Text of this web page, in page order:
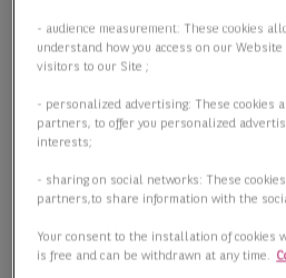
- audience measurement: These cookies
understand how you access on our
visitors to our Site ;
- personalized advertising: These cookies
partners, to offer you personalized
interests;
- sharing on social networks: These
partners,to share information with the
Your consent to the installation of cookies
is free and can be withdrawn at any time.